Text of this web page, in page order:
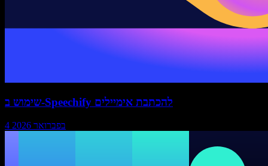
שימוש ב-Speechify להכתבת אימיילים
4 בפברואר 2026